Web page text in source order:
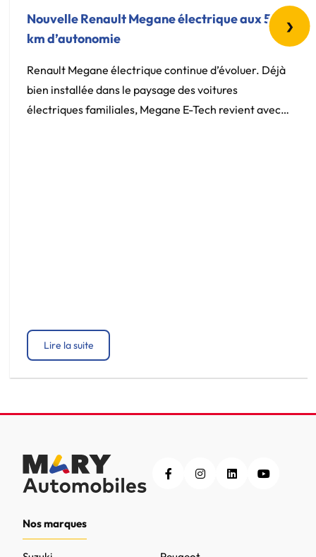
Nouvelle Renault Megane électrique aux 500
km d’autonomie
Renault Megane électrique continue d’évoluer. Déjà
bien installée dans le paysage des voitures
électriques familiales, Megane E-Tech revient avec
Lire la suite
›
Nos marques